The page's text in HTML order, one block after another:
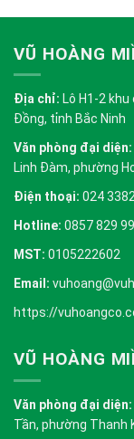
VŨ HOÀNG
Địa chỉ: Lô H1-2
Đồng, tỉnh Bắc Ninh
Văn phòng đại diện:
Linh Đàm, phường
Điện thoại: 024
Hotline: 0857 829
MST: 0105222602
Email:
https://
VŨ HOÀNG
Văn phòng đại diện:
Tần, phường Thanh